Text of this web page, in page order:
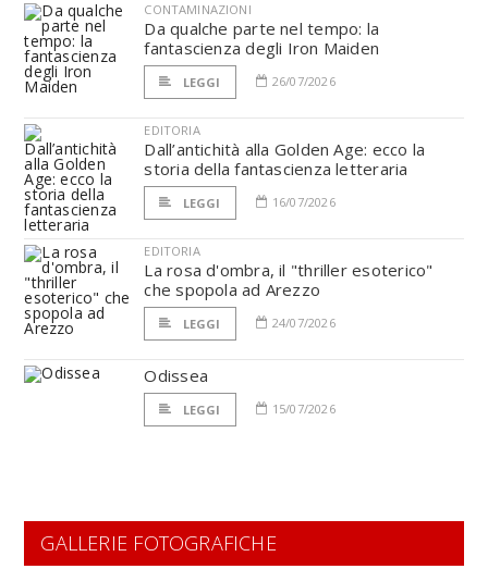
CONTAMINAZIONI
Da qualche parte nel tempo: la
fantascienza degli Iron Maiden
LEGGI 26/07/2026
EDITORIA
Dall’antichità alla Golden Age: ecco la
storia della fantascienza letteraria
LEGGI 16/07/2026
EDITORIA
La rosa d'ombra, il "thriller esoterico"
che spopola ad Arezzo
LEGGI 24/07/2026
Odissea
LEGGI 15/07/2026
GALLERIE FOTOGRAFICHE